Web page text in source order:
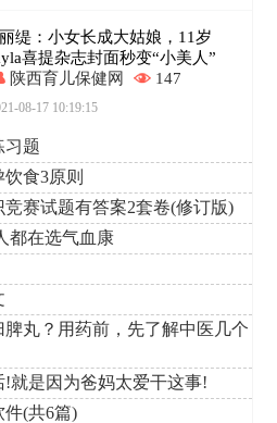
缇：小女长成大姑娘，11岁
喜提杂志封面秒变“小美人”
陕西育儿保健网
147
08-17 10:19:15
习题
食3原则
竞赛试题有答案2套卷(修订版)
都在选气血康
丸？用药前，先了解中医几个
就是因为爸妈太爱干这事!
件(共6篇)